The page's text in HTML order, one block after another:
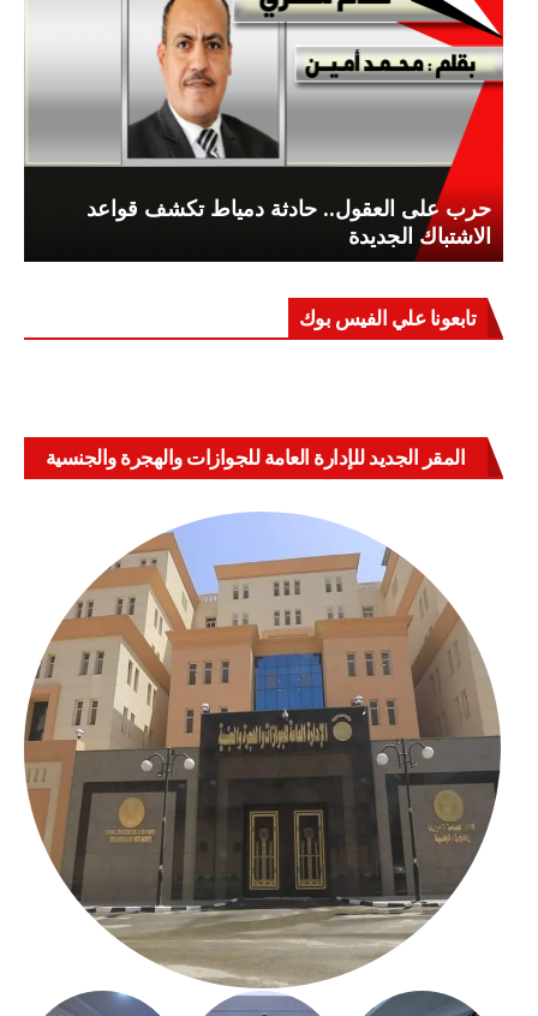
حرب على العقول.. حادثة دمياط تكشف قواعد
الاشتباك الجديدة
تابعونا علي الفيس بوك
المقر الجديد للإدارة العامة للجوازات والهجرة والجنسية